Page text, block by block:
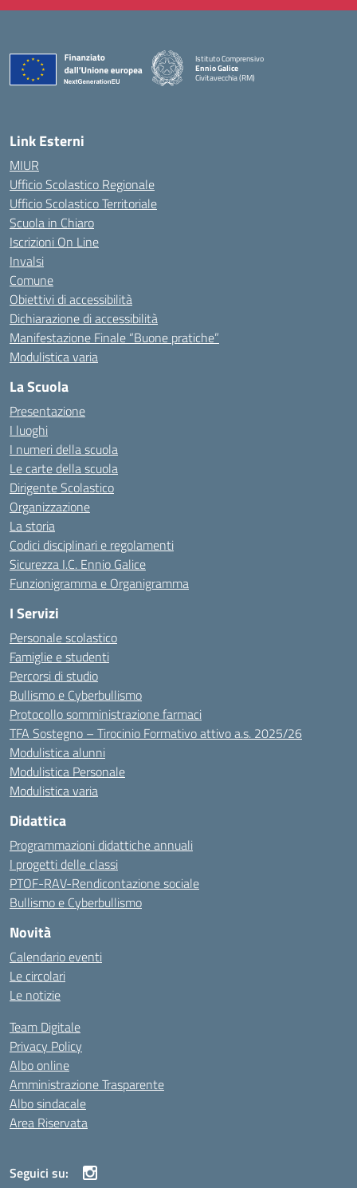
Istituto Comprensivo
Ennio Galice
Civitavecchia (RM)
Link Esterni
MIUR
Ufficio Scolastico Regionale
Ufficio Scolastico Territoriale
Scuola in Chiaro
Iscrizioni On Line
Invalsi
Comune
Obiettivi di accessibilità
Dichiarazione di accessibilità
Manifestazione Finale “Buone pratiche”
Modulistica varia
La Scuola
Presentazione
I luoghi
I numeri della scuola
Le carte della scuola
Dirigente Scolastico
Organizzazione
La storia
Codici disciplinari e regolamenti
Sicurezza I.C. Ennio Galice
Funzionigramma e Organigramma
I Servizi
Personale scolastico
Famiglie e studenti
Percorsi di studio
Bullismo e Cyberbullismo
Protocollo somministrazione farmaci
TFA Sostegno – Tirocinio Formativo attivo a.s. 2025/26
Modulistica alunni
Modulistica Personale
Modulistica varia
Didattica
Programmazioni didattiche annuali
I progetti delle classi
PTOF-RAV-Rendicontazione sociale
Bullismo e Cyberbullismo
Novità
Calendario eventi
Le circolari
Le notizie
Team Digitale
Privacy Policy
Albo online
Amministrazione Trasparente
Albo sindacale
Area Riservata
Seguici su: